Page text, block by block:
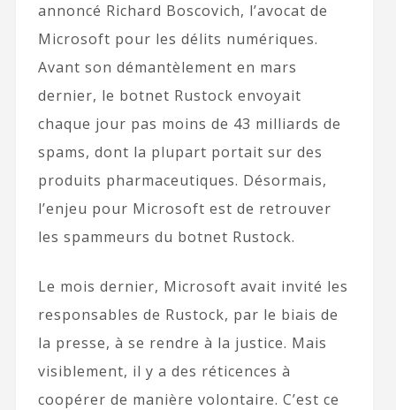
annoncé Richard Boscovich, l’avocat de
Microsoft pour les délits numériques.
Avant son démantèlement en mars
dernier, le botnet Rustock envoyait
chaque jour pas moins de 43 milliards de
spams, dont la plupart portait sur des
produits pharmaceutiques. Désormais,
l’enjeu pour Microsoft est de retrouver
les spammeurs du botnet Rustock.
Le mois dernier, Microsoft avait invité les
responsables de Rustock, par le biais de
la presse, à se rendre à la justice. Mais
visiblement, il y a des réticences à
coopérer de manière volontaire. C’est ce